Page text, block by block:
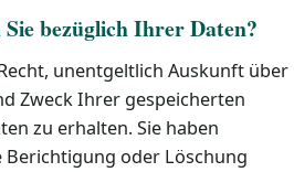
bezüglich Ihrer Daten?
unentgeltlich Auskunft über
Zweck Ihrer gespeicherten
zu erhalten. Sie haben
Berichtigung oder Löschung